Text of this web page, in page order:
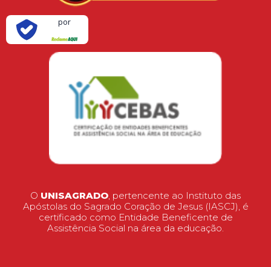
por
O UNISAGRADO, pertencente ao Instituto das
Apóstolas do Sagrado Coração de Jesus (IASCJ), é
certificado como Entidade Beneficente de
Assistência Social na área da educação.